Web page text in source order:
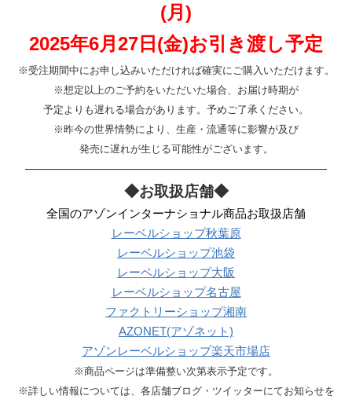
(月)
2025年6月27日(金)お引き渡し予定
※受注期間中にお申し込みいただければ確実にご購入いただけます。
※想定以上のご予約をいただいた場合、お届け時期が
予定よりも遅れる場合があります。予めご了承ください。
※昨今の世界情勢により、生産・流通等に影響が及び
発売に遅れが生じる可能性がございます。
————————————————————————
◆お取扱店舗◆
全国のアゾンインターナショナル商品お取扱店舗
レーベルショップ秋葉原
レーベルショップ池袋
レーベルショップ大阪
レーベルショップ名古屋
ファクトリーショップ湘南
AZONET(アゾネット)
アゾンレーベルショップ楽天市場店
※商品ページは準備整い次第表示予定です。
※詳しい情報については、各店舗ブログ・ツイッターにてお知らせを